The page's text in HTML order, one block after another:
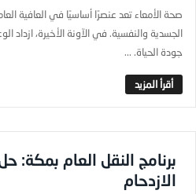
صحة الأمعاء تعد عنصرًا أساسيًا في العافية
الجسدية والنفسية. في الآونة الأخيرة،
جودة الحياة. ...
برنامج النقل العام بمكة:
الازدحام